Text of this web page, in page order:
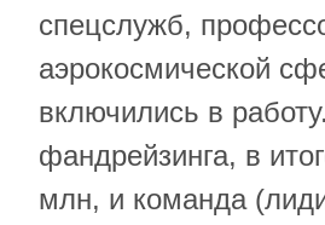
спецслужб,
аэрокосмической
включились в
фандрейзинга, в
млн, и команда